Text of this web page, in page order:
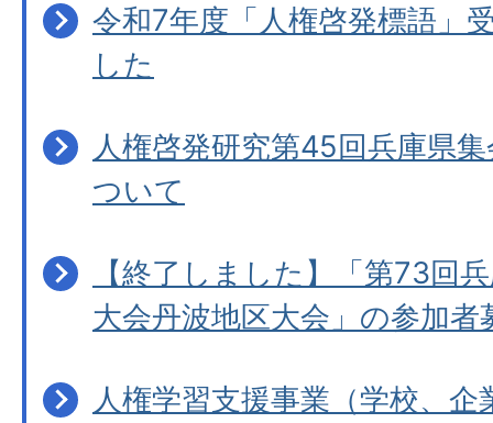
令和7年度「人権啓発標語」
した
人権啓発研究第45回兵庫県
ついて
【終了しました】「第73回
大会丹波地区大会」の参加者
人権学習支援事業（学校、